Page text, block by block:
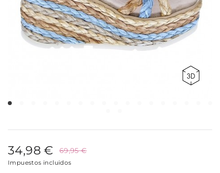
34,98 € 69,95 €
Impuestos incluidos